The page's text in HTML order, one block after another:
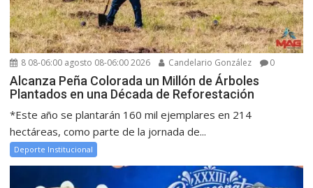
8 08-06:00 agosto 08-06:00 2026 Candelario González 0
Alcanza Peña Colorada un Millón de Árboles
Plantados en una Década de Reforestación
*Este año se plantarán 160 mil ejemplares en 214
hectáreas, como parte de la jornada de...
Deporte Institucional